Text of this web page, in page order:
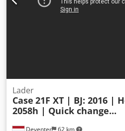
voorbehoud. Fouten en
Deventer 62 km
Lader
Case 21F XT | BJ: 2016 |
2058h | Quick change...